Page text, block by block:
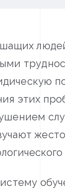
этих